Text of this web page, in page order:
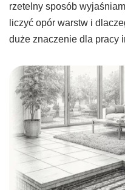
rzetelny sposób
liczyć opór warstw i
duże znaczenie dla pracy